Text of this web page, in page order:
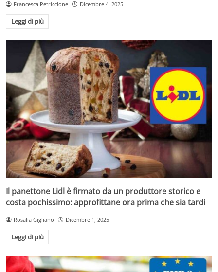
Francesca Petriccione Dicembre 4, 2025
Leggi di più
Il panettone Lidl è firmato da un produttore storico e
costa pochissimo: approfittane ora prima che sia tardi
Rosalia Gigliano Dicembre 1, 2025
Leggi di più